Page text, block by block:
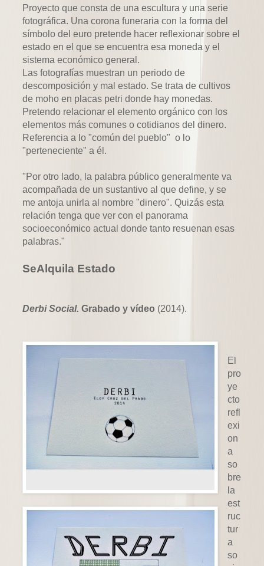
Proyecto que consta de una escultura y una serie
fotográfica. Una corona funeraria con la forma del
símbolo del euro pretende hacer reflexionar sobre el
estado en el que se encuentra esa moneda y el
sistema económico general.
Las fotografías muestran un periodo de
descomposición y mal estado. Se trata de cultivos
de moho en placas petri donde hay monedas.
Pretendo relacionar el elemento orgánico con los
elementos más comunes o cotidianos del dinero.
Referencia a lo "común del pueblo" o lo
"perteneciente" a él.
"Por otro lado, la palabra público generalmente va
acompañada de un sustantivo al que define, y se
me antoja unirla al nombre "dinero". Quizás esta
relación tenga que ver con el panorama
socioeconómico actual donde tanto resuenan esas
palabras."
SeAlquila Estado
Derbi Social. Grabado y vídeo (2014).
El
pro
ye
cto
refl
exi
on
a
so
bre
la
est
ruc
tur
a
so